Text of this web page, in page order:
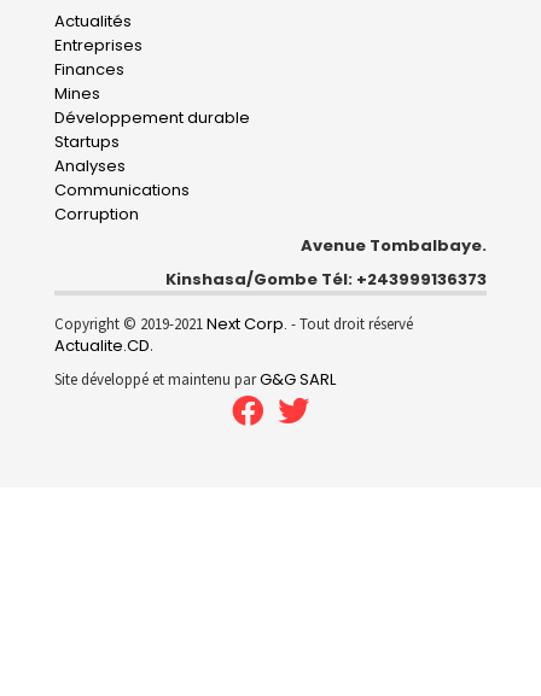
Main
navigation
Actualités
Entreprises
Finances
Mines
Développement durable
Startups
Analyses
Communications
Corruption
Avenue Tombalbaye.
Kinshasa/Gombe Tél: +243999136373
Copyright © 2019-2021Next Corp. - Tout droit réservé
Actualite.CD.
Site développé et maintenu parG&G SARL